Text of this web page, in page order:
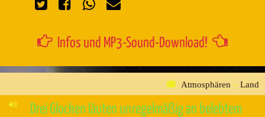
Infos und MP3-Sound-Download!
Atmosphären » Land
Drei Glocken läuten unregelmäßig an belebtem